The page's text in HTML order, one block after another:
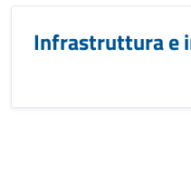
Infrastruttura e